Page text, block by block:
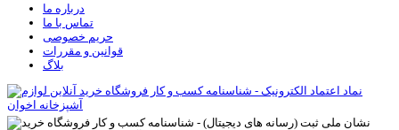
درباره ما
تماس با ما
حریم خصوصی
قوانین و مقررات
بلاگ